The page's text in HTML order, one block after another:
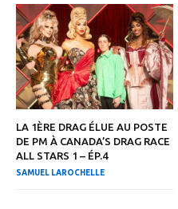
LA 1ÈRE DRAG ÉLUE AU POSTE
DE PM À CANADA’S DRAG RACE
ALL STARS 1 – ÉP.4
SAMUEL LAROCHELLE